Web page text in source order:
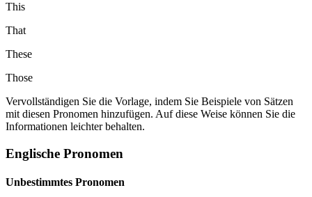
This
That
These
Those
Vervollständigen Sie die Vorlage, indem Sie Beispiele von Sätzen
mit diesen Pronomen hinzufügen. Auf diese Weise können Sie die
Informationen leichter behalten.
Englische Pronomen
Unbestimmtes Pronomen